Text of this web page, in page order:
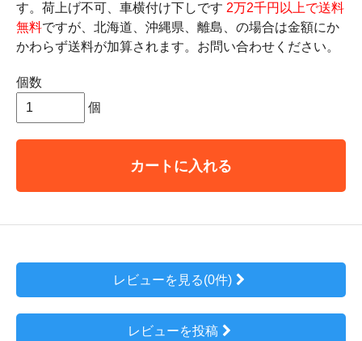
す。荷上げ不可、車横付け下しです 2万2千円以上で送料
無料ですが、北海道、沖縄県、離島、の場合は金額にか
かわらず送料が加算されます。お問い合わせください。
個数
個
カートに入れる
レビューを見る(0件)
レビューを投稿